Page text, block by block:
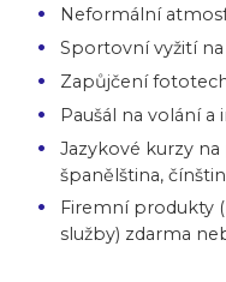
Neformální
Sportovní vyžití
Zapůjčení
Paušál na volání
Jazykové kurzy
španělština,
Firemní produkty
služby) zdarma